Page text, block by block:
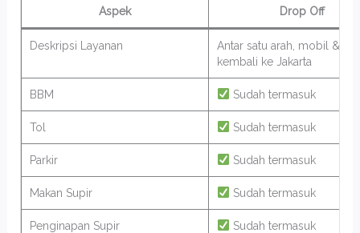
Aspek Drop Off
Deskripsi Layanan
Antar satu arah, mobil &
kembali ke Jakarta
BBM Sudah termasuk
Tol Sudah termasuk
Parkir Sudah termasuk
Makan Supir Sudah termasuk
Penginapan Supir Sudah termasuk